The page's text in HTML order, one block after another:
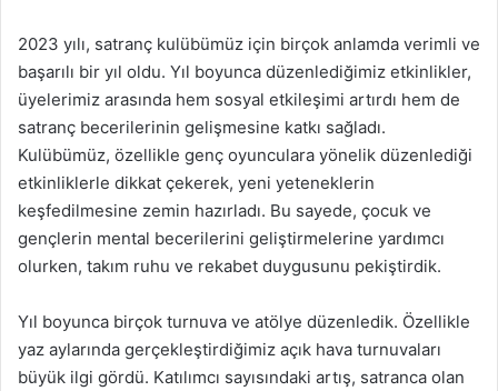
2023 yılı, satranç kulübümüz için birçok anlamda verimli ve
başarılı bir yıl oldu. Yıl boyunca düzenlediğimiz etkinlikler,
üyelerimiz arasında hem sosyal etkileşimi artırdı hem de
satranç becerilerinin gelişmesine katkı sağladı.
Kulübümüz, özellikle genç oyunculara yönelik düzenlediği
etkinliklerle dikkat çekerek, yeni yeteneklerin
keşfedilmesine zemin hazırladı. Bu sayede, çocuk ve
gençlerin mental becerilerini geliştirmelerine yardımcı
olurken, takım ruhu ve rekabet duygusunu pekiştirdik.
Yıl boyunca birçok turnuva ve atölye düzenledik. Özellikle
yaz aylarında gerçekleştirdiğimiz açık hava turnuvaları
büyük ilgi gördü. Katılımcı sayısındaki artış, satranca olan